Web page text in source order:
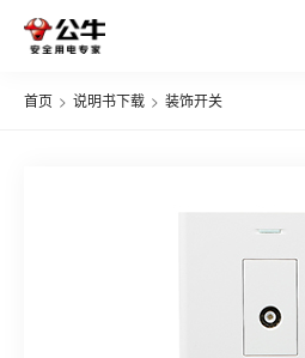
首页 > 说明书下载 > 装饰开关